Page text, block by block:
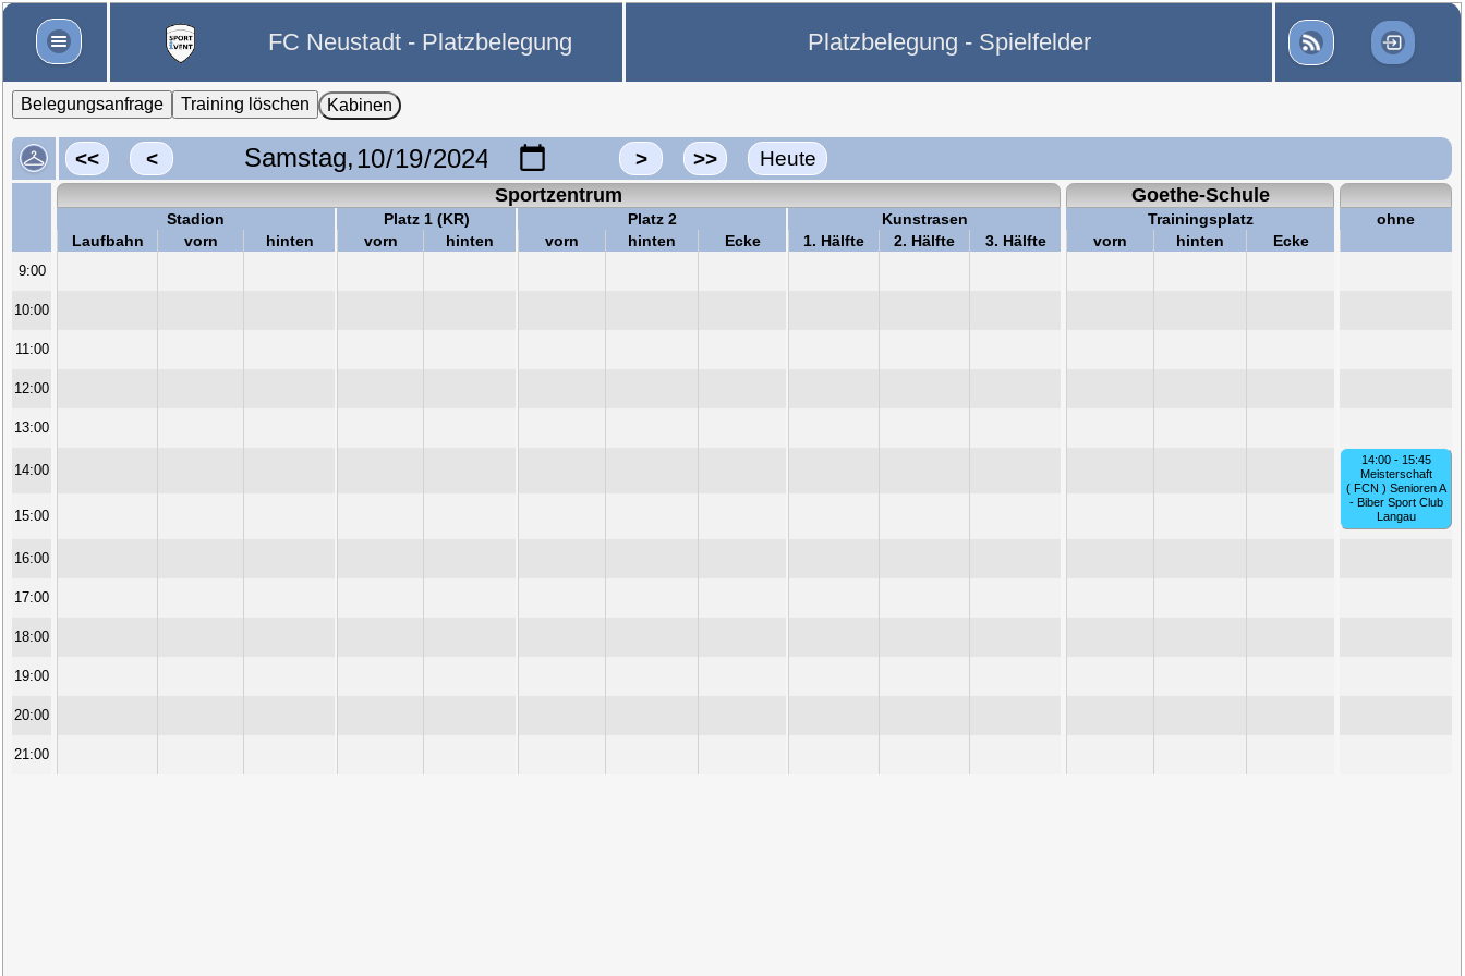
FC Neustadt - Platzbelegung Platzbelegung - Spielfelder
Belegungsanfrage Training löschen Kabinen
<< < Samstag, > >> Heute
Sportzentrum Goethe-Schule
Stadion Platz 1 (KR) Platz 2 Kunstrasen Trainingsplatz
ohne
Laufbahn
vorn hinten vorn hinten vorn hinten Ecke 1. Hälfte 2. Hälfte 3. Hälfte vorn hinten Ecke
9:00
10:00
11:00
12:00
13:00
14:00
14:00 - 15:45
Meisterschaft
( FCN ) Senioren A
- Biber Sport Club
Langau
15:00
16:00
17:00
18:00
19:00
20:00
21:00